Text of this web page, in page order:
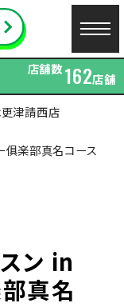
店舗数162店舗
更津請西店
俱楽部真名コース
ン in
真名